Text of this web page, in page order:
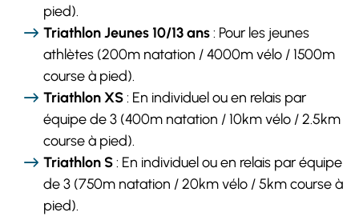
pied).
Triathlon Jeunes 10/13 ans: Pour les jeunes
athlètes (200m natation / 4000m vélo / 1500m
course à pied).
Triathlon XS: En individuel ou en relais par
équipe de 3 (400m natation / 10km vélo / 2.5km
course à pied).
Triathlon S: En individuel ou en relais par équipe
de 3 (750m natation / 20km vélo / 5km course à
pied).